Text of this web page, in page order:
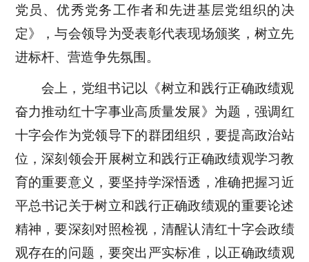
党员、优秀党务工作者和先进基层党组织的决
定》，与会领导为受表彰代表现场颁奖，树立先
进标杆、营造争先氛围。
会上，党组书记以《树立和践行正确政绩观
奋力推动红十字事业高质量发展》为题， 强调红
十字会作为党领导下的群团组织， 要提高政治站
位，深刻领会开展树立和践行正确政绩观学习教
育的重要意义 ， 要坚持学深悟透，准确把握习近
平总书记关于树立和践行正确政绩观的重要论述
精神 ，要深刻对照检视， 清醒认清红十字会政绩
观存在的问题 ， 要突出严实标准，以正确政绩观